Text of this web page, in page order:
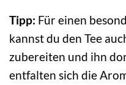
Tipp: Für einen
kannst du den Tee
zubereiten und ihn
entfalten sich die